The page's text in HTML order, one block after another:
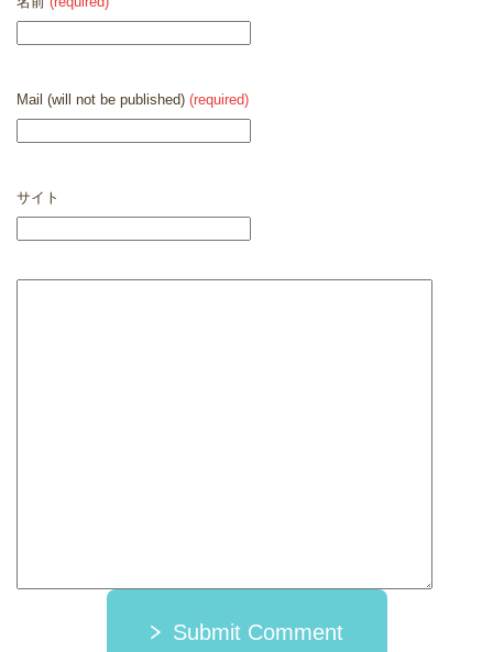
Mail (will not be published) (required)
サイト
Submit Comment